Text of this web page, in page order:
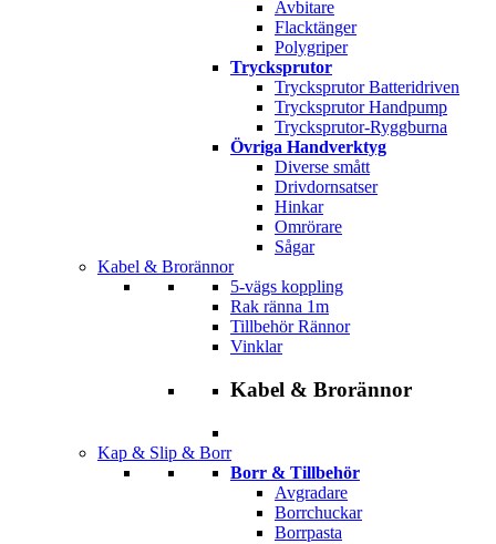
Avbitare
Flacktänger
Polygriper
Trycksprutor
Trycksprutor Batteridriven
Trycksprutor Handpump
Trycksprutor-Ryggburna
Övriga Handverktyg
Diverse smått
Drivdornsatser
Hinkar
Omrörare
Sågar
Kabel & Brorännor
5-vägs koppling
Rak ränna 1m
Tillbehör Rännor
Vinklar
Kabel & Brorännor
Kap & Slip & Borr
Borr & Tillbehör
Avgradare
Borrchuckar
Borrpasta